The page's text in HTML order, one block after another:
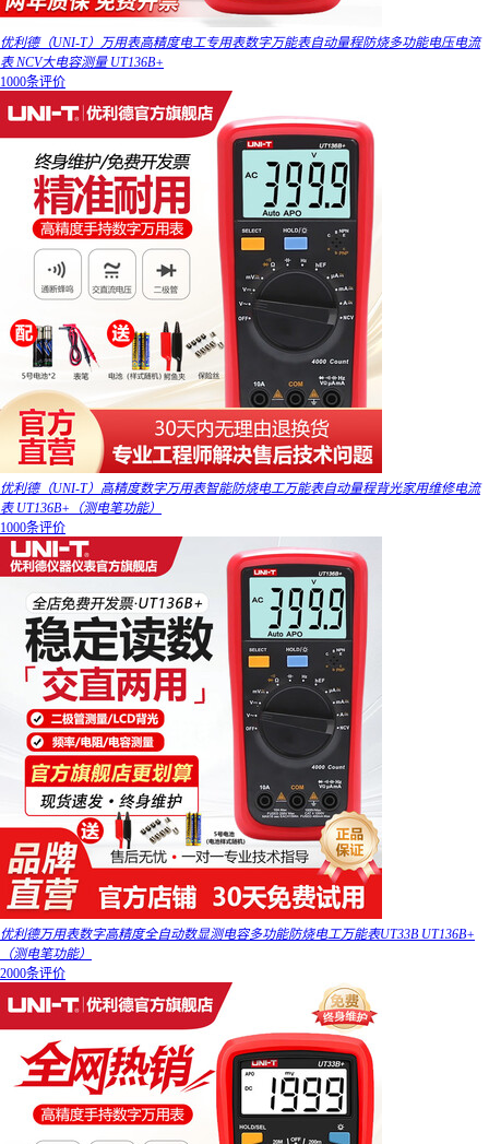
优利德（UNI-T）万用表高精度电工专用表数字万能表自动量程防烧多功能电压电流
表 NCV大电容测量 UT136B+
1000条评价
优利德（UNI-T）高精度数字万用表智能防烧电工万能表自动量程背光家用维修电流
表 UT136B+（测电笔功能）
1000条评价
优利德万用表数字高精度全自动数显测电容多功能防烧电工万能表UT33B UT136B+
（测电笔功能）
2000条评价